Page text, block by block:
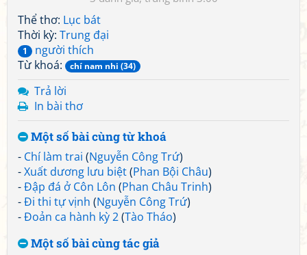
Thể thơ: Lục bát
Thời kỳ: Trung đại
1
người thích
Từ khoá:
chí nam nhi (34)
Trả lời
In bài thơ
Một số bài cùng từ khoá
- Chí làm trai (Nguyễn Công Trứ)
-Xuất dương lưu biệt(Phan Bội Châu)
-Đập đá ở Côn Lôn (Phan Châu Trinh)
-Đi thi tự vịnh (Nguyễn Công Trứ)
-Đoản ca hành kỳ 2(Tào Tháo)
Một số bài cùng tác giả